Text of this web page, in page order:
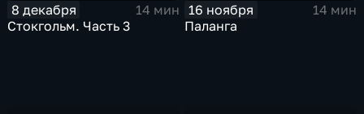
8 декабря
14 мин
Стокгольм. Часть 3
16 ноября
14 мин
Паланга